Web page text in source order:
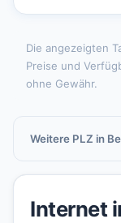
Die angezeigten
Preise und
ohne Gewähr.
Weitere PLZ in
Internet